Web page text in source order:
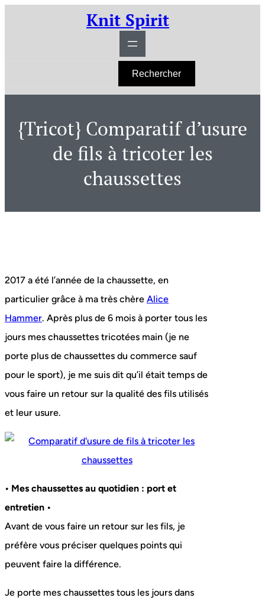
Knit Spirit
h
Rechercher
{Tricot} Comparatif d’usure
de fils à tricoter les
chaussettes
2017 a été l’année de la chaussette, en
particulier grâce à ma très chère Alice
Hammer. Après plus de 6 mois à porter tous les
jours mes chaussettes tricotées main (je ne
porte plus de chaussettes du commerce sauf
pour le sport), je me suis dit qu’il était temps de
vous faire un retour sur la qualité des fils utilisés
et leur usure.
• Mes chaussettes au quotidien : port et
entretien •
Avant de vous faire un retour sur les fils, je
préfère vous préciser quelques points qui
peuvent faire la différence.
Je porte mes chaussettes tous les jours dans